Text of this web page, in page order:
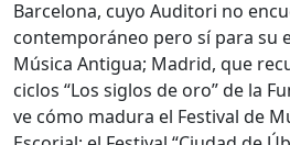
Barcelona, cuyo Auditori no
contemporáneo pero sí para su
Música Antigua; Madrid, que
ciclos “Los siglos de oro” de la
ve cómo madura el Festival de